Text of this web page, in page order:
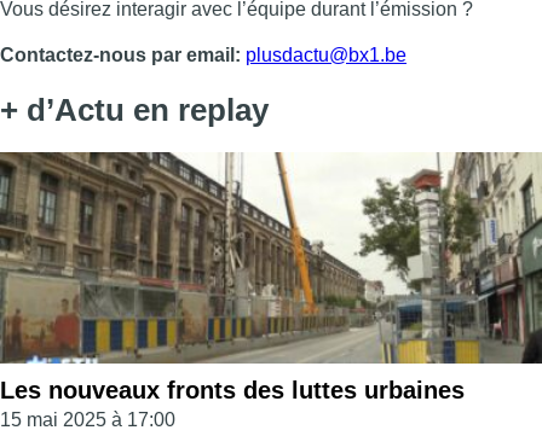
Vous désirez interagir avec l’équipe durant l’émission ?
Contactez-nous par email: plusdactu@bx1.be
+ d’Actu en replay
Les nouveaux fronts des luttes urbaines
15 mai 2025 à 17:00